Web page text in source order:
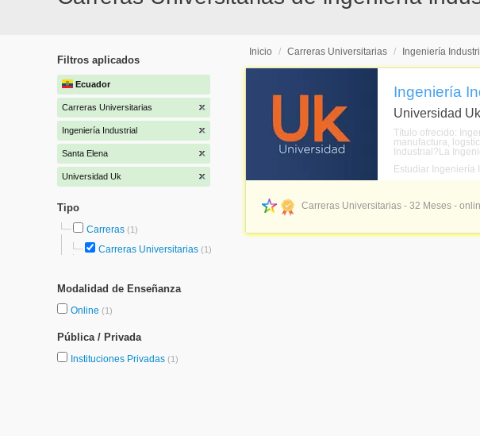
Filtros aplicados
Ecuador
Carreras Universitarias
Ingeniería Industrial
Santa Elena
Universidad Uk
Tipo
Carreras (1)
Carreras Universitarias (1)
Modalidad de Enseñanza
Online (1)
Pública / Privada
Instituciones Privadas (1)
Inicio / Carreras Universitarias / Ingeniería
Ingeniería
Universidad Uk
Título ofrecido:
manufactura,
Industrial?La
Estudiar Ingeniería
Carreras Universitarias - 32 Meses -